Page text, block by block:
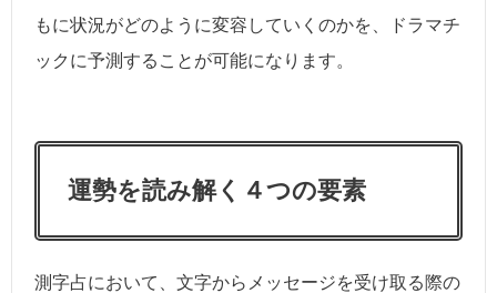
もに状況がどのように変容していくのかを、ドラマチ
ックに予測することが可能になります。
運勢を読み解く４つの要素
測字占において、文字からメッセージを受け取る際の